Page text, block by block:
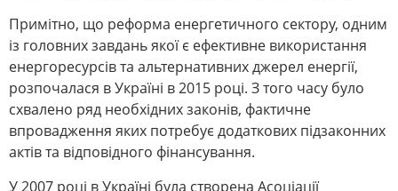
Примітно, що реформа енергетичного сектору, одним
із головних завдань якої є ефективне використання
енергоресурсів та альтернативних джерел енергії,
розпочалася в Україні в 2015 році. З того часу було
схвалено ряд необхідних законів, фактичне
впровадження яких потребує додаткових підзаконних
актів та відповідного фінансування.
У 2007 році в Україні була створена Асоціації